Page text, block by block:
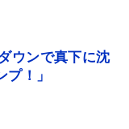
ウンで真下に沈
！」